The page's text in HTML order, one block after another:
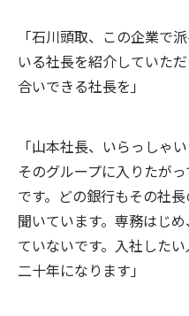
「石川頭取、この企業で
いる社長を紹介していた
合いできる社長を」
「山本社長、いらっしゃ
そのグループに入りたが
です。どの銀行もその社
聞いています。専務はじ
ていないです。入社した
二十年になります」